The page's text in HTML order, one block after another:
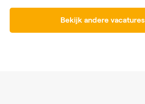
Bekijk andere vacatures